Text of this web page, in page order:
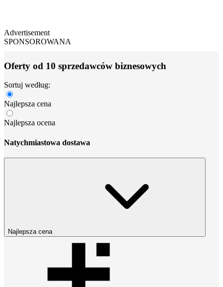
Advertisement
SPONSOROWANA
Oferty od 10 sprzedawców biznesowych
Sortuj według:
Najlepsza cena
Najlepsza ocena
Natychmiastowa dostawa
Najlepsza cena